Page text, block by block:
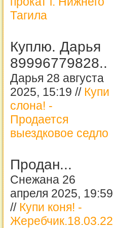
Тагила
Куплю. Дарья
89996779828..
Дарья 28 августа
2025, 15:19 // Купи
слона! -
Продается
выездковое седло
Продан...
Снежана 26
апреля 2025, 19:59
// Купи коня! -
Жеребчик.18.03.22